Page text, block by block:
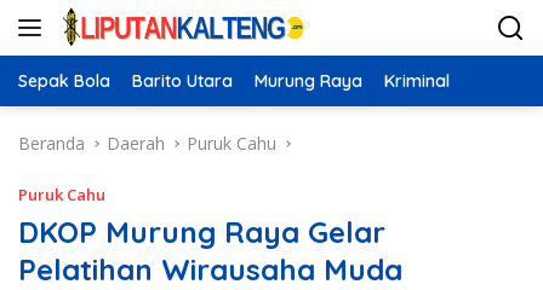
Langsung
Sepak Bola Barito Utara Murung Raya Kriminal
Beranda Daerah Puruk Cahu
Puruk Cahu
DKOP Murung Raya Gelar
Pelatihan Wirausaha Muda